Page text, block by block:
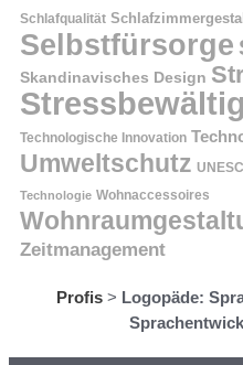
Schlafqualität
Selbstfürsorge
Skandinavisches Design
Technologische Innovation
Umweltschutz
Technologie Wohnaccessoires
Zeitmanagement
Profis > Logopäde: